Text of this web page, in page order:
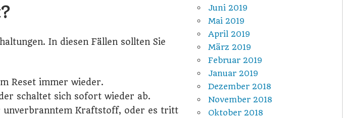
In diesen Fällen sollten Sie
Reset immer wieder.
schaltet sich sofort wieder ab.
unverbranntem Kraftstoff, oder es tritt
Juni 2019
Mai 2019
April 2019
März 2019
Februar 2019
Januar 2019
Dezember 2018
November 2018
Oktober 2018